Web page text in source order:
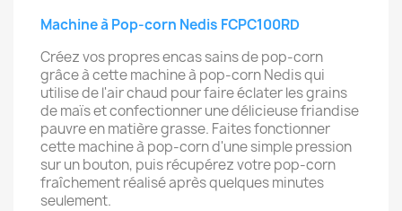
Machine à Pop-corn Nedis FCPC100RD
Créez vos propres encas sains de pop-corn
grâce à cette machine à pop-corn Nedis qui
utilise de l'air chaud pour faire éclater les grains
de maïs et confectionner une délicieuse friandise
pauvre en matière grasse. Faites fonctionner
cette machine à pop-corn d'une simple pression
sur un bouton, puis récupérez votre pop-corn
fraîchement réalisé après quelques minutes
seulement.